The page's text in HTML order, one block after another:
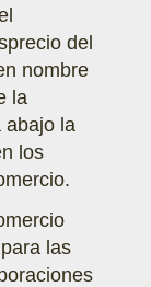
del
nombre
la
abajo la
los
las